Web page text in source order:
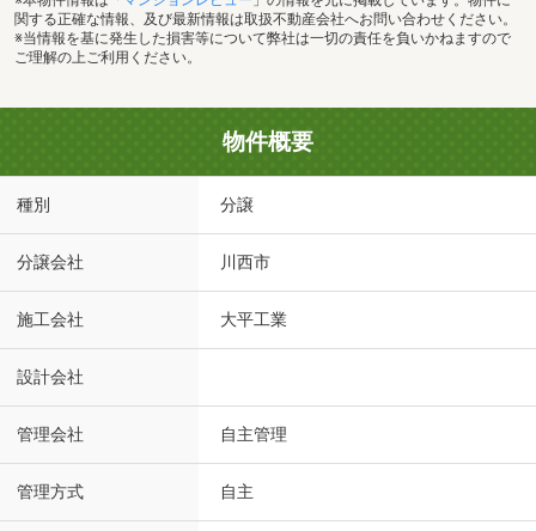
関する正確な情報、及び最新情報は取扱不動産会社へお問い合わせください。
※当情報を基に発生した損害等について弊社は一切の責任を負いかねますので
ご理解の上ご利用ください。
物件概要
種別 分譲
分譲会社 川西市
施工会社 大平工業
設計会社
管理会社 自主管理
管理方式 自主